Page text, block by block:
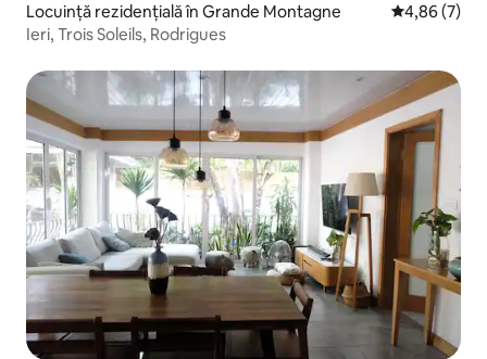
Locuință rezidențială în Grande Montagne Scor mediu
4,86 (7)
Ieri, Trois Soleils, Rodrigues